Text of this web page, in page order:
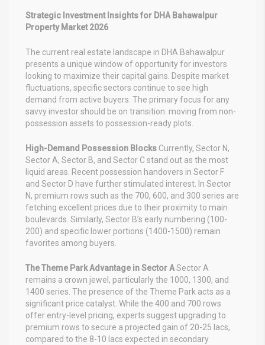
Strategic Investment Insights for DHA Bahawalpur
Property Market 2026
The current real estate landscape in DHA Bahawalpur
presents a unique window of opportunity for investors
looking to maximize their capital gains. Despite market
fluctuations, specific sectors continue to see high
demand from active buyers. The primary focus for any
savvy investor should be on transition: moving from non-
possession assets to possession-ready plots.
High-Demand Possession Blocks Currently, Sector N,
Sector A, Sector B, and Sector C stand out as the most
liquid areas. Recent possession handovers in Sector F
and Sector D have further stimulated interest. In Sector
N, premium rows such as the 700, 600, and 300 series are
fetching excellent prices due to their proximity to main
boulevards. Similarly, Sector B’s early numbering (100-
200) and specific lower portions (1400-1500) remain
favorites among buyers.
The Theme Park Advantage in Sector ASector A
remains a crown jewel, particularly the 1000, 1300, and
1400 series. The presence of the Theme Park acts as a
significant price catalyst. While the 400 and 700 rows
offer entry-level pricing, experts suggest upgrading to
premium rows to secure a projected gain of 20-25 lacs,
compared to the 8-10 lacs expected in secondary